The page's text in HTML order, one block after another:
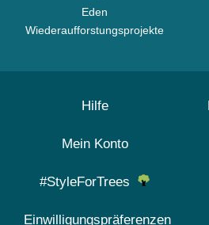
Eden
Wiederaufforstungsprojekte
Hilfe
Mein Konto
#StyleForTrees
Einwilligungspräferenzen